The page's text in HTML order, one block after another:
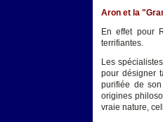
Aron et la
En effet pour
terrifiantes.
Les
pour désigner
purifiée de
origines
vraie nature,